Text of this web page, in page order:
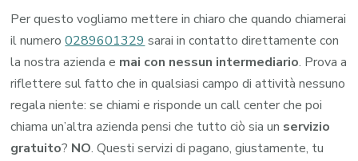
Per questo vogliamo mettere in chiaro che quando chiamerai
il numero0289601329 sarai in contatto direttamente con
la nostra azienda e mai con nessun intermediario. Prova a
riflettere sul fatto che in qualsiasi campo di attività nessuno
regala niente: se chiami e risponde un call center che poi
chiama un’altra azienda pensi che tutto ciò sia un servizio
gratuito? NO. Questi servizi di pagano, giustamente, tu